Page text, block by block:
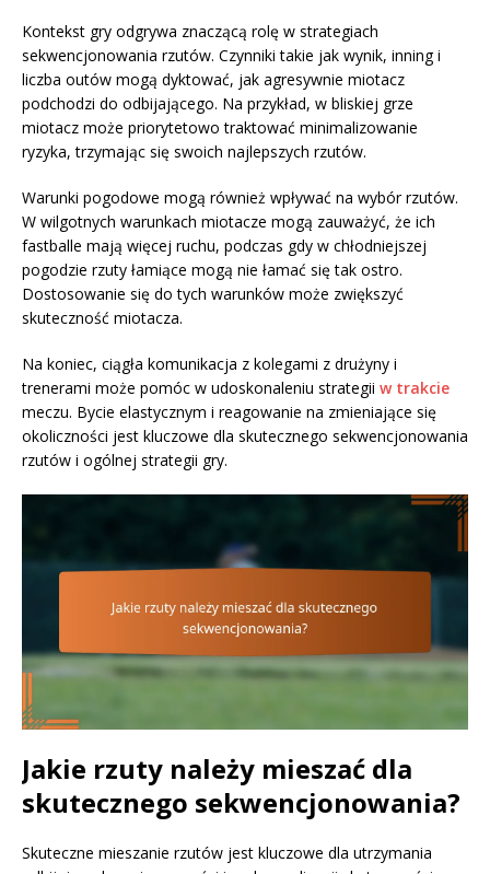
Kontekst gry odgrywa znaczącą rolę w strategiach
sekwencjonowania rzutów. Czynniki takie jak wynik, inning i
liczba outów mogą dyktować, jak agresywnie miotacz
podchodzi do odbijającego. Na przykład, w bliskiej grze
miotacz może priorytetowo traktować minimalizowanie
ryzyka, trzymając się swoich najlepszych rzutów.
Warunki pogodowe mogą również wpływać na wybór rzutów.
W wilgotnych warunkach miotacze mogą zauważyć, że ich
fastballe mają więcej ruchu, podczas gdy w chłodniejszej
pogodzie rzuty łamiące mogą nie łamać się tak ostro.
Dostosowanie się do tych warunków może zwiększyć
skuteczność miotacza.
Na koniec, ciągła komunikacja z kolegami z drużyny i
trenerami może pomóc w udoskonaleniu strategii w trakcie
meczu. Bycie elastycznym i reagowanie na zmieniające się
okoliczności jest kluczowe dla skutecznego sekwencjonowania
rzutów i ogólnej strategii gry.
Jakie rzuty należy mieszać dla
skutecznego sekwencjonowania?
Skuteczne mieszanie rzutów jest kluczowe dla utrzymania